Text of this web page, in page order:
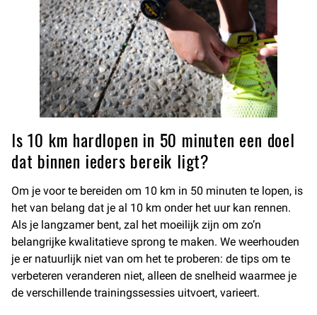
Is 10 km hardlopen in 50 minuten een doel
dat binnen ieders bereik ligt?
Om je voor te bereiden om 10 km in 50 minuten te lopen, is
het van belang dat je al 10 km onder het uur kan rennen.
Als je langzamer bent, zal het moeilijk zijn om zo’n
belangrijke kwalitatieve sprong te maken. We weerhouden
je er natuurlijk niet van om het te proberen: de tips om te
verbeteren veranderen niet, alleen de snelheid waarmee je
de verschillende trainingssessies uitvoert, varieert.